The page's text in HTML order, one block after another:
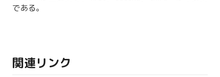
である。
関連リンク